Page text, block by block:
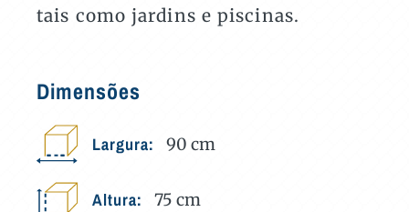
tais como jardins e piscinas.
Dimensões
Largura: 90 cm
Altura: 75 cm